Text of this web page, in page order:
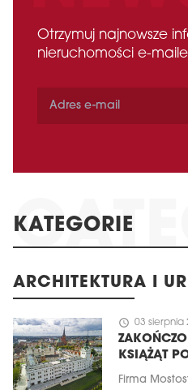
Otrzymuj najnowsze
nieruchomości e-
KATEGORIE
ARCHITEKTURA I
schedule 03 sierpnia
KSIĄŻĄT
Firma